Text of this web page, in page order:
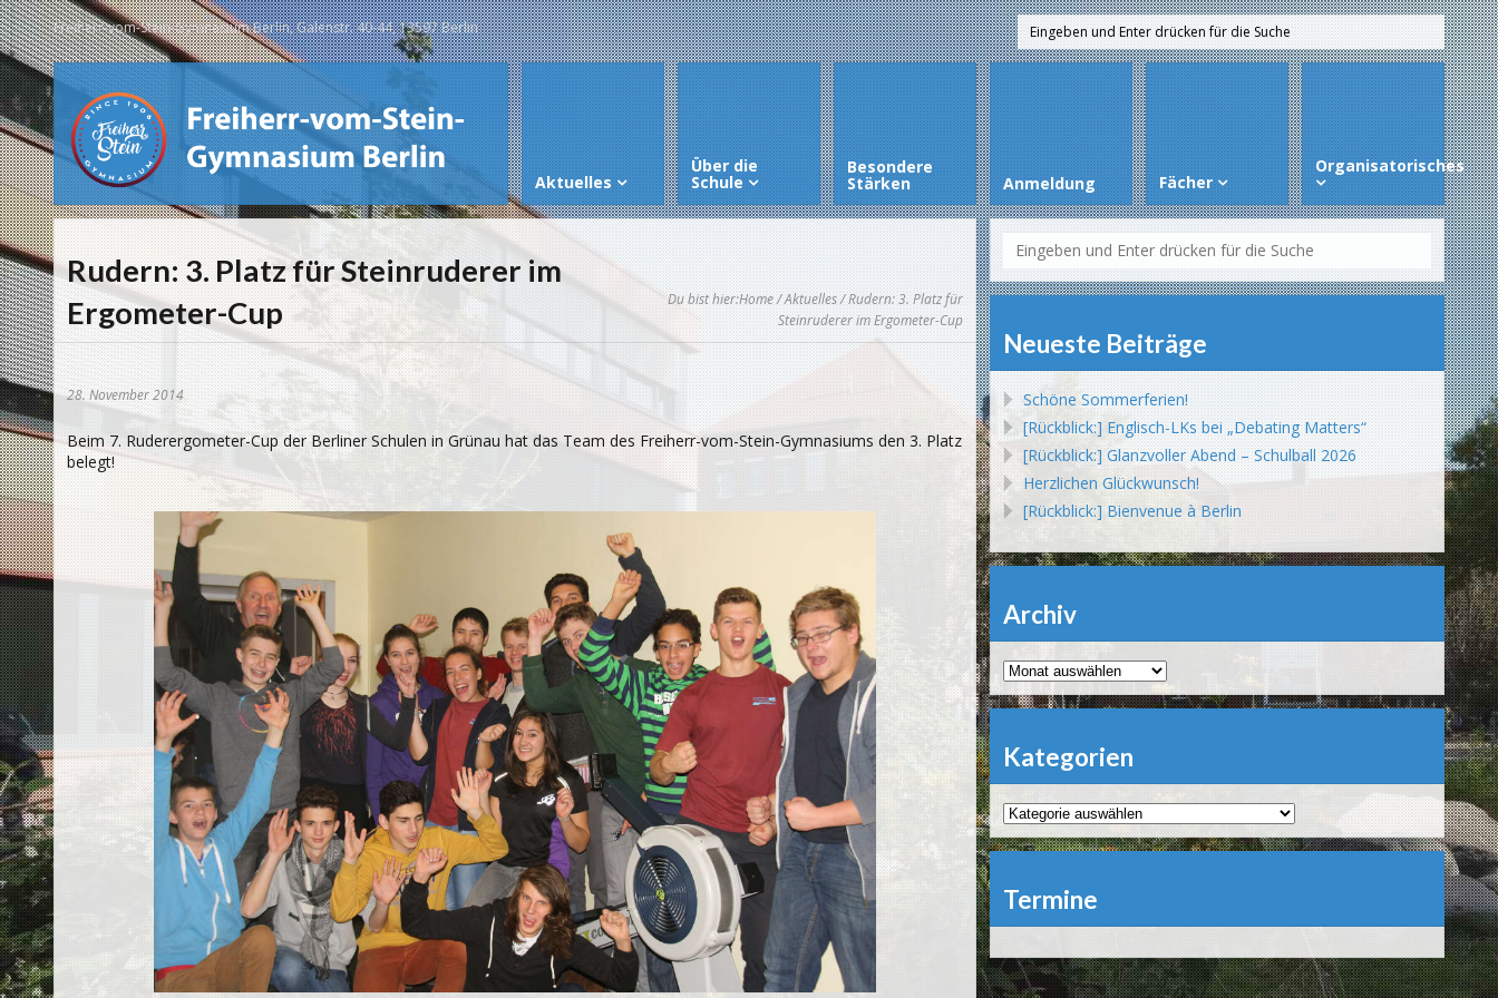
Freiherr-vom-Stein-Gymnasium Berlin, Galenstr. 40-44, 13597 Berlin
Aktuelles
Über die
Schule
Besondere
Stärken Anmeldung Fächer
Organisatorisches
Rudern: 3. Platz für Steinruderer im
Ergometer-Cup
Du bist hier:Home/Aktuelles/ Rudern: 3. Platz für
Steinruderer im Ergometer-Cup
28. November 2014
Beim 7. Ruderergometer-Cup der Berliner Schulen in Grünau hat das Team des Freiherr-vom-Stein-Gymnasiums den 3. Platz
belegt!
Neueste Beiträge
Schöne Sommerferien!
[Rückblick:] Englisch-LKs bei „Debating Matters“
[Rückblick:] Glanzvoller Abend – Schulball 2026
Herzlichen Glückwunsch!
[Rückblick:] Bienvenue à Berlin
Archiv
Archiv
Kategorien
Kategorien
Termine